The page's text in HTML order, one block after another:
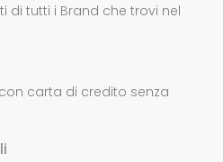
di tutti i Brand che trovi nel
carta di credito senza